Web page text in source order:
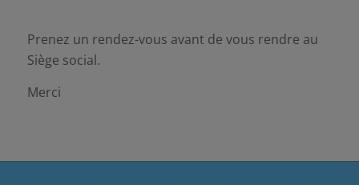
Prenez un rendez-vous avant de vous rendre au
Siège social.
Merci